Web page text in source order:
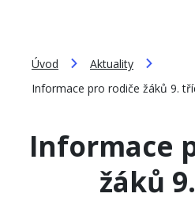
Úvod
Aktuality
Informace pro rodiče žáků 9.
Informace
žáků